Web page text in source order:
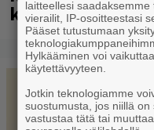
kuussa
laitteellesi
vierailit, IP-osoitteestasi
Pääset tutustumaan
Hylkääminen voi
käytettävyyteen.
Jotkin teknologiamme
suostumusta, jos niillä
vastustaa tätä tai